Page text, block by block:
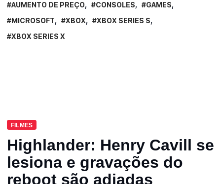
AUMENTO DE PREÇO CONSOLES
GAMES
MICROSOFT
XBOX
XBOX SERIES S
XBOX SERIES X
Highlander: Henry Cavill se
lesiona e gravações do
reboot são adiadas
FILMES